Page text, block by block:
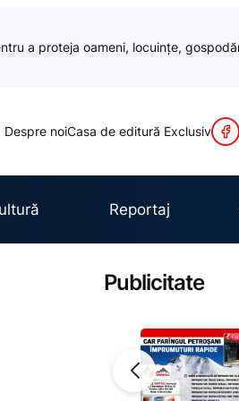
a proteja oameni, locuințe,
Despre noiCasa de editură Exclusiv
Reportaj
Publicitate